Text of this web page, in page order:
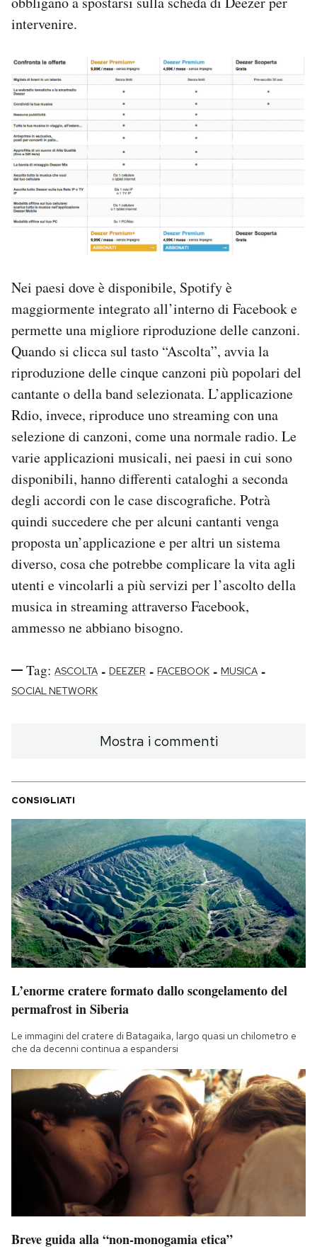
intervenire.
Nei paesi dove è disponibile, Spotify è
maggiormente integrato all’interno di Facebook e
permette una migliore riproduzione delle canzoni.
Quando si clicca sul tasto “Ascolta”, avvia la
riproduzione delle cinque canzoni più popolari del
cantante o della band selezionata. L’applicazione
Rdio, invece, riproduce uno streaming con una
selezione di canzoni, come una normale radio. Le
varie applicazioni musicali, nei paesi in cui sono
disponibili, hanno differenti cataloghi a seconda
degli accordi con le case discografiche. Potrà
quindi succedere che per alcuni cantanti venga
proposta un’applicazione e per altri un sistema
diverso, cosa che potrebbe complicare la vita agli
utenti e vincolarli a più servizi per l’ascolto della
musica in streaming attraverso Facebook,
ammesso ne abbiano bisogno.
Tag: ASCOLTA - DEEZER - FACEBOOK - MUSICA -
SOCIAL NETWORK
Mostra i commenti
CONSIGLIATI
L’enorme cratere formato dallo scongelamento del
permafrost in Siberia
Le immagini del cratere di Batagaika, largo quasi un chilometro e
che da decenni continua a espandersi
Breve guida alla “non-monogamia etica”